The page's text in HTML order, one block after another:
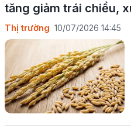
tăng giảm trái chiều,
Thị trường 10/07/2026 14:45